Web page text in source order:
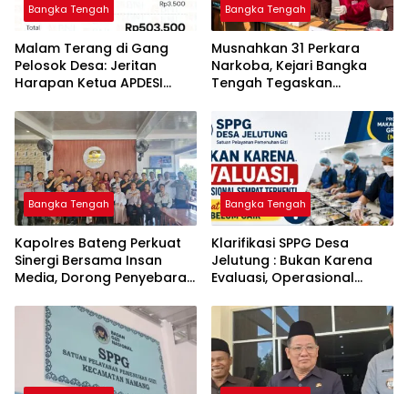
Bangka Tengah
Malam Terang di Gang
Pelosok Desa: Jeritan
Harapan Ketua APDESI
Babel
Bangka Tengah
Musnahkan 31 Perkara
Narkoba, Kejari Bangka
Tengah Tegaskan
Kejahatan Hingga Tuntas
Bangka Tengah
‎Kapolres Bateng Perkuat
Sinergi Bersama Insan
Media, Dorong Penyebaran
Layanan Polri 110
Bangka Tengah
‎Klarifikasi SPPG Desa
Jelutung : Bukan Karena
Evaluasi, Operasional
Dana Banper Belum Cair